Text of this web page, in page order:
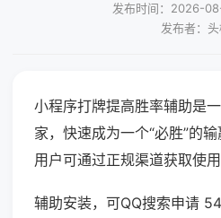
发布时间：2026-
发布者：
小程序打牌提高胜率辅助是
家，快速成为一个“必胜”的
用户可通过正规渠道获取使用
辅助安装，可QQ搜索申请